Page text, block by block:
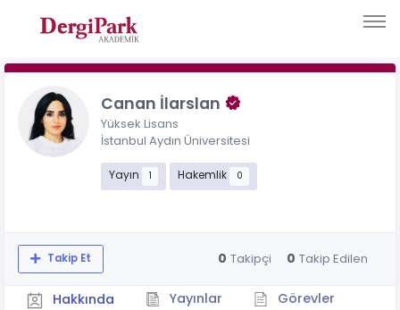
Canan İlarslan
Yüksek Lisans
İstanbul Aydın Üniversitesi
Yayın 1 Hakemlik 0
Takip Et 0 Takipçi 0 Takip Edilen
Hakkında Yayınlar Görevler